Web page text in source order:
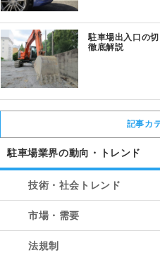
駐車場出入口の
徹底解説
記事カ
駐車場業界の動向・トレンド
技術・社会トレンド
市場・需要
法規制